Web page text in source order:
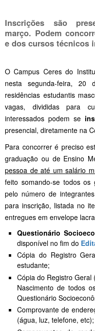
Inscrições são
março. Podem
e dos cursos técnicos
O Campus Ceres do
nesta segunda-feira,
residências estudantis
vagas, divididas para
interessados podem se
presencial, diretamente na
Para concorrer é preciso
graduação ou de Ensino
pessoa de até um salário
feito somando-se todos
pelo número de
para inscrição, listada no
entregues em envelope
Questionário
disponível no fim do
Cópia do Registro
estudante;
Cópia do Registro
Nascimento de todos
Questionário
Comprovante de
(água, luz, telefone, etc);